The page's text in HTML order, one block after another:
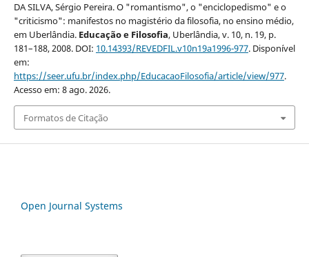
DA SILVA, Sérgio Pereira. O "romantismo", o "enciclopedismo" e o
"criticismo": manifestos no magistério da filosofia, no ensino médio,
em Uberlândia. Educação e Filosofia, Uberlândia, v. 10, n. 19, p.
181–188, 2008. DOI: 10.14393/REVEDFIL.v10n19a1996-977. Disponível
em:
https://seer.ufu.br/index.php/EducacaoFilosofia/article/view/977.
Acesso em: 8 ago. 2026.
Formatos de Citação
Open Journal Systems